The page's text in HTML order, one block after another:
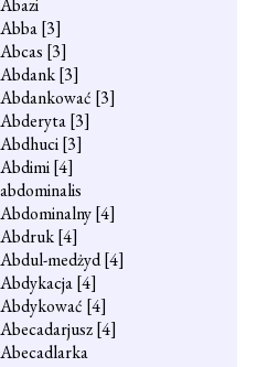
Abazi
Abba[3]
Abcas [3]
Abdank[3]
Abdankować [3]
Abderyta[3]
Abdhuci[3]
Abdimi[4]
abdominalis
Abdominalny[4]
Abdruk[4]
Abdul-medżyd[4]
Abdykacja[4]
Abdykować [4]
Abecadarjusz[4]
Abecadlarka